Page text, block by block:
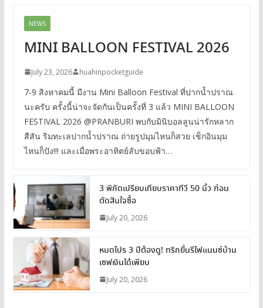
NEWS
MINI BALLOON FESTIVAL 2026
July 23, 2026 huahinpocketguide
7-9 สิงหาคมนี้ มีงาน Mini Balloon Festival ที่ปากน้ำปราณ
นะครับ ครั้งนี้น่าจะจัดกันเป็นครั้งที่ 3 แล้ว MINI BALLOON
FESTIVAL 2026 @PRANBURI พบกับมินิบอลลูนน่ารักหลาก
สีสัน ริมทะเลปากน้ำปราณ ถ่ายรูปมุมไหนก็สวย เช็กอินมุม
ไหนก็ปัง!!! และเมื่อพระอาทิตย์ลับขอบฟ้า…
3 พิกัดเปรียบเทียบราคาทีวี 50 นิ้ว ก่อน
ตัดสินใจซื้อ
July 20, 2026
หมดโปร 3 ปีต้องดู! ทริกยื่นรีไฟแนนซ์บ้าน
เซฟเงินได้เพียบ
July 20, 2026